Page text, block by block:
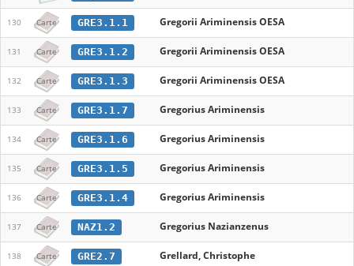
130 Carte GRE3.1.1 Gregorii Ariminensis OESA
131 Carte GRE3.1.2 Gregorii Ariminensis OESA
132 Carte GRE3.1.3 Gregorii Ariminensis OESA
133 Carte GRE3.1.7 Gregorius Ariminensis
134 Carte GRE3.1.6 Gregorius Ariminensis
135 Carte GRE3.1.5 Gregorius Ariminensis
136 Carte GRE3.1.4 Gregorius Ariminensis
137 Carte NAZ1.2 Gregorius Nazianzenus
138 Carte GRE2.7 Grellard, Christophe